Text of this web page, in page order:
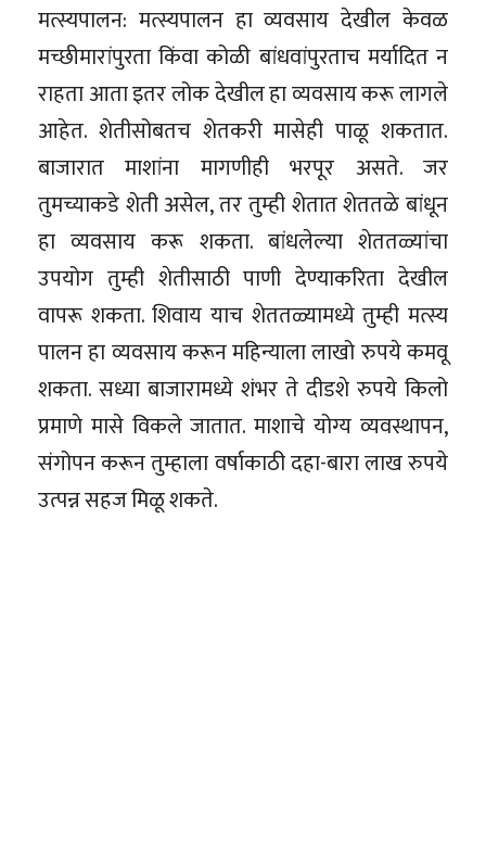
मत्स्यपालन: मत्स्यपालन हा व्यवसाय देखील केवळ
मच्छीमारांपुरता किंवा कोळी बांधवांपुरताच मर्यादित न
राहता आता इतर लोक देखील हा व्यवसाय करू लागले
आहेत. शेतीसोबतच शेतकरी मासेही पाळू शकतात.
बाजारात माशांना मागणीही भरपूर असते. जर
तुमच्याकडे शेती असेल, तर तुम्ही शेतात शेततळे बांधून
हा व्यवसाय करू शकता. बांधलेल्या शेततळ्यांचा
उपयोग तुम्ही शेतीसाठी पाणी देण्याकरिता देखील
वापरू शकता. शिवाय याच शेततळ्यामध्ये तुम्ही मत्स्य
पालन हा व्यवसाय करून महिन्याला लाखो रुपये कमवू
शकता. सध्या बाजारामध्ये शंभर ते दीडशे रुपये किलो
प्रमाणे मासे विकले जातात. माशाचे योग्य व्यवस्थापन,
संगोपन करून तुम्हाला वर्षाकाठी दहा-बारा लाख रुपये
उत्पन्न सहज मिळू शकते.